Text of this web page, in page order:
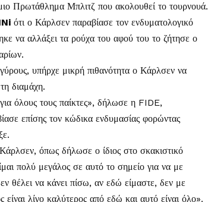
Πρωτάθλημα Μπλιτζ που ακολουθεί το τουρνουά.
ότι ο Κάρλσεν παραβίασε τον ενδυματολογικό
να αλλάξει τα ρούχα του αφού του το ζήτησε ο
υπήρχε μικρή πιθανότητα ο Κάρλσεν να
διαμάχη.
όλους τους παίκτες», δήλωσε η FIDE,
επίσης τον κώδικα ενδυμασίας φορώντας
όπως δήλωσε ο ίδιος στο σκακιστικό
πολύ μεγάλος σε αυτό το σημείο για να με
θέλει να κάνει πίσω, αν εδώ είμαστε, δεν με
λίγο καλύτερος από εδώ και αυτό είναι όλο».